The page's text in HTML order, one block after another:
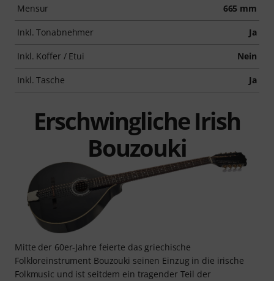
Mensur 665 mm
Inkl. Tonabnehmer Ja
Inkl. Koffer / Etui Nein
Inkl. Tasche Ja
Erschwingliche Irish
Bouzouki
Mitte der 60er-Jahre feierte das griechische
Folkloreinstrument Bouzouki seinen Einzug in die irische
Folkmusic und ist seitdem ein tragender Teil der